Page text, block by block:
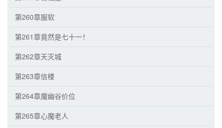
第260章服软
第261章竟然是七十一！
第262章天灭城
第263章信楼
第264章魔幽谷价位
第265章心魔老人